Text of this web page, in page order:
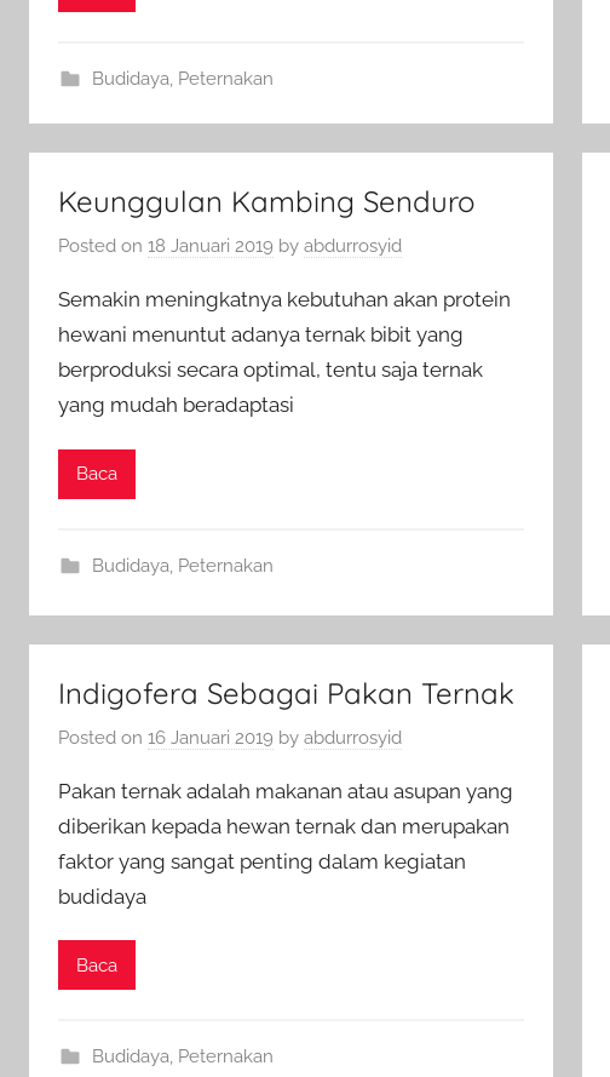
Budidaya, Peternakan
Keunggulan Kambing Senduro
Posted on 18 Januari 2019 by abdurrosyid
Semakin meningkatnya kebutuhan akan protein
hewani menuntut adanya ternak bibit yang
berproduksi secara optimal, tentu saja ternak
yang mudah beradaptasi
Baca
Budidaya Peternakan
Indigofera Sebagai Pakan Ternak
Posted on 16 Januari 2019 by abdurrosyid
Pakan ternak adalah makanan atau asupan yang
diberikan kepada hewan ternak dan merupakan
faktor yang sangat penting dalam kegiatan
budidaya
Baca
Budidaya, Peternakan